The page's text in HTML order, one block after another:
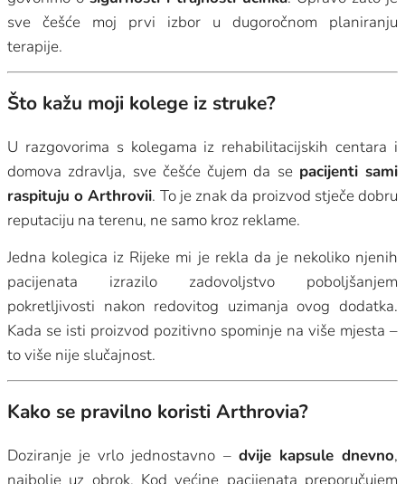
sve češće moj prvi izbor u dugoročnom planiranju
terapije.
Što kažu moji kolege iz struke?
U razgovorima s kolegama iz rehabilitacijskih centara i
domova zdravlja, sve češće čujem da se pacijenti sami
raspituju o Arthrovii. To je znak da proizvod stječe dobru
reputaciju na terenu, ne samo kroz reklame.
Jedna kolegica iz Rijeke mi je rekla da je nekoliko njenih
pacijenata izrazilo zadovoljstvo poboljšanjem
pokretljivosti nakon redovitog uzimanja ovog dodatka.
Kada se isti proizvod pozitivno spominje na više mjesta –
to više nije slučajnost.
Kako se pravilno koristi Arthrovia?
Doziranje je vrlo jednostavno – dvije kapsule dnevno,
najbolje uz obrok. Kod većine pacijenata preporučujem